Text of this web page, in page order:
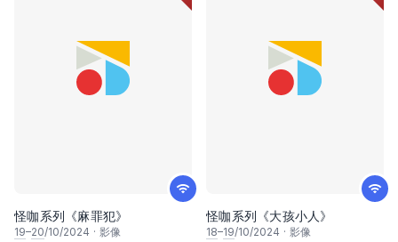
怪咖系列《麻罪犯》
19–20/10/2024 · 影像
怪咖系列《大孩小人》
18–19/10/2024 · 影像